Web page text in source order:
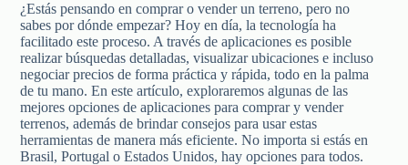
¿Estás pensando en comprar o vender un terreno, pero no
sabes por dónde empezar? Hoy en día, la tecnología ha
facilitado este proceso. A través de aplicaciones es posible
realizar búsquedas detalladas, visualizar ubicaciones e incluso
negociar precios de forma práctica y rápida, todo en la palma
de tu mano. En este artículo, exploraremos algunas de las
mejores opciones de aplicaciones para comprar y vender
terrenos, además de brindar consejos para usar estas
herramientas de manera más eficiente. No importa si estás en
Brasil, Portugal o Estados Unidos, hay opciones para todos.